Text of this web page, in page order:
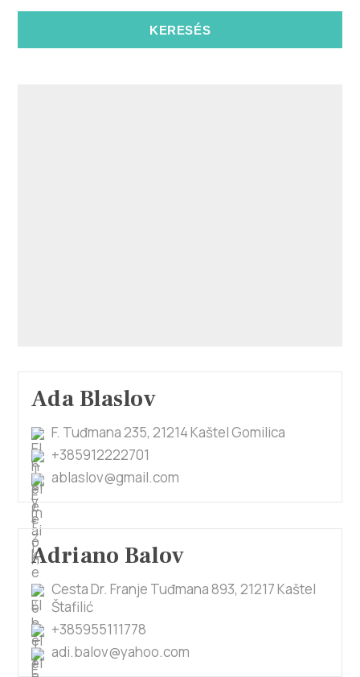
Villa Nika, Kamberovo šetalište 30,
21216 Kaštel Stari, Hrvatska
Útvonalak
Ada Blaslov
F. Tuđmana 235, 21214 Kaštel Gomilica
+385912222701
ablaslov@gmail.com
Adriano Balov
Cesta Dr. Franje Tuđmana 893, 21217 Kaštel
Štafilić
+385955111778
adi.balov@yahoo.com